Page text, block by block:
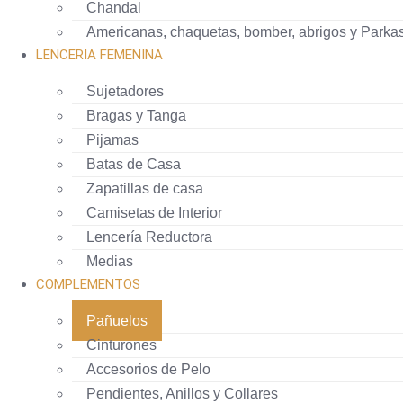
Chandal
Americanas, chaquetas, bomber, abrigos y
LENCERIA FEMENINA
Sujetadores
Bragas y Tanga
Pijamas
Batas de Casa
Zapatillas de casa
Camisetas de Interior
Lencería Reductora
Medias
COMPLEMENTOS
Pañuelos
Cinturones
Accesorios de Pelo
Pendientes, Anillos y Collares